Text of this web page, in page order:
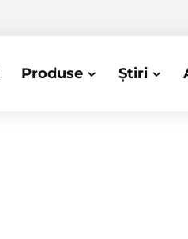
Produse Știri